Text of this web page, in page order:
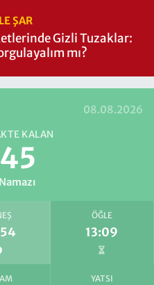
ŞAR
Gizli Tuzaklar:
mı?
08.08.2026
KALAN
ÖĞLE
13:09
YATSI